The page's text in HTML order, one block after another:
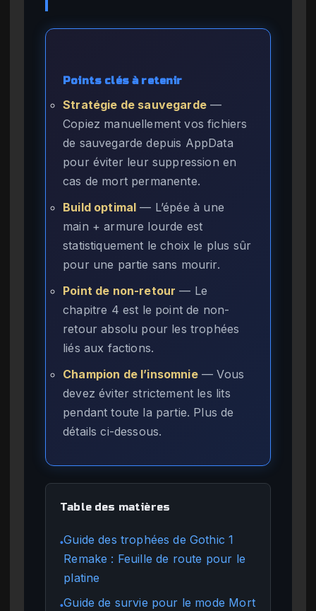
Points clés à retenir
Stratégie de sauvegarde —
Copiez manuellement vos fichiers
de sauvegarde depuis AppData
pour éviter leur suppression en
cas de mort permanente.
Build optimal — L’épée à une
main + armure lourde est
statistiquement le choix le plus sûr
pour une partie sans mourir.
Point de non-retour — Le
chapitre 4 est le point de non-
retour absolu pour les trophées
liés aux factions.
Champion de l’insomnie— Vous
devez éviter strictement les lits
pendant toute la partie. Plus de
détails ci-dessous.
Table des matières
●Guide des trophées de Gothic 1
Remake : Feuille de route pour le
platine
●Guide de survie pour le mode Mort